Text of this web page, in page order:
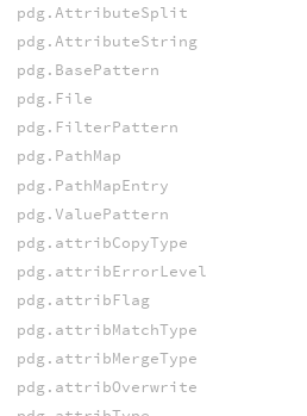
pdg.AttributeSplit
pdg.AttributeString
pdg.BasePattern
pdg.File
pdg.FilterPattern
pdg.PathMap
pdg.PathMapEntry
pdg.ValuePattern
pdg.attribCopyType
pdg.attribErrorLevel
pdg.attribFlag
pdg.attribMatchType
pdg.attribMergeType
pdg.attribOverwrite